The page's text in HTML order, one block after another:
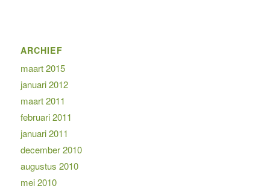
ARCHIEF
maart 2015
januari 2012
maart 2011
februari 2011
januari 2011
december 2010
augustus 2010
mei 2010